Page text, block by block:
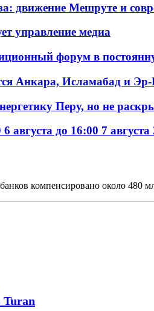
движение Мешруте и
управление медиа
форум в
Анкара, Исламабад и Эр-
Перу, но не
августа до 16:00 7 августа
компенсировано около 480
Turan